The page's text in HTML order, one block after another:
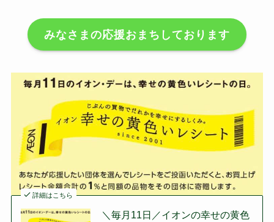
みなさまの応援おまちしております
詳細はこちら
＼毎月11日／イオンの幸せの黄色